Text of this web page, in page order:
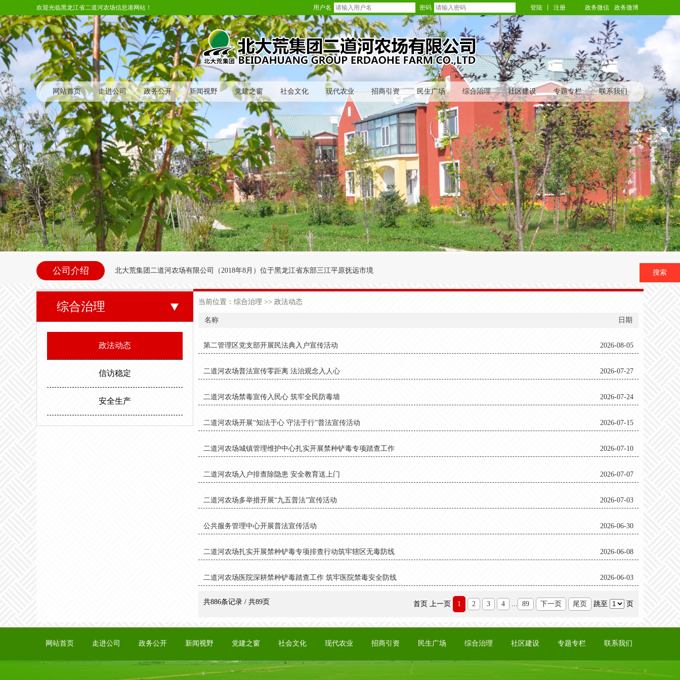
欢迎光临黑龙江省二道河农场信息港网站！ 用户名 密码 登陆 注册 政务微信 政务微博
网站首页 走进公司 政务公开 新闻视野 党建之窗 社会文化 现代农业 招商引资 民生广场 综合治理 社区建设 专题专栏 联系我们
公司介绍 北大荒集团二道河农场有限公司（ 2018年8月 ） 位于黑龙江省东部三江平原抚远市境
内别拉洪河下游西岸。地理坐标为北纬47°35′～47°50′，东经134°00′～134°25′之间。
东以别拉洪河、南以二道河与八五九农场为界；西与前锋农场接壤；北与前哨农场毗
度，最高气温35.6度。年平均无霜期150天，有效积温2700度，年降雨量5
综合治理
政法动态
信访稳定
安全生产
当前位置： 综合治理 >> 政法动态
名称 日期
第二管理区党支部开展民法典入户宣传活动 2026-08-05
二道河农场普法宣传零距离 法治观念入人心 2026-07-27
二道河农场禁毒宣传入民心 筑牢全民防毒墙 2026-07-24
二道河农场开展“知法于心 守法于行”普法宣传活动 2026-07-15
二道河农场城镇管理维护中心扎实开展禁种铲毒专项踏查工作 2026-07-10
二道河农场入户排查除隐患 安全教育送上门 2026-07-07
二道河农场多举措开展“九五普法”宣传活动 2026-07-03
公共服务管理中心开展普法宣传活动 2026-06-30
二道河农场扎实开展禁种铲毒专项排查行动筑牢辖区无毒防线 2026-06-08
二道河农场医院深耕禁种铲毒踏查工作 筑牢医院禁毒安全防线 2026-06-03
共886条记录 / 共89页 首页 上一页 1 2 3 4 89 下一页 尾页 跳至 页
网站首页 走进公司 政务公开 新闻视野 党建之窗 社会文化 现代农业 招商引资 民生广场 综合治理 社区建设 专题专栏 联系我们
搜索